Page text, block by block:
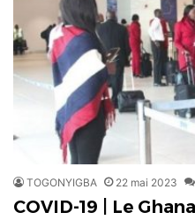
TOGONYIGBA 22 mai 2023
COVID-19 | Le